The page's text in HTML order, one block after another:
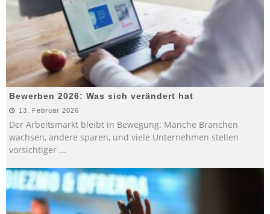
Bewerben 2026: Was sich verändert hat
13. Februar 2026
Der Arbeitsmarkt bleibt in Bewegung: Manche Branchen
wachsen, andere sparen, und viele Unternehmen stellen
vorsichtiger ...